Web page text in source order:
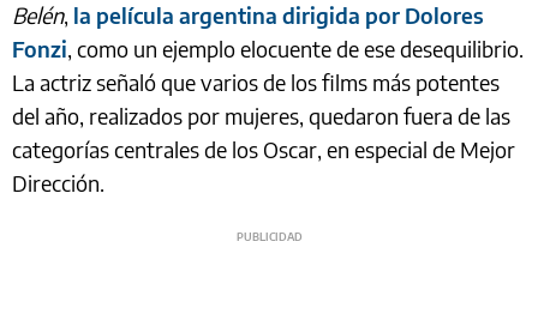
Belén, la película argentina dirigida por Dolores
Fonzi, como un ejemplo elocuente de ese desequilibrio.
La actriz señaló que varios de los films más potentes
del año, realizados por mujeres, quedaron fuera de las
categorías centrales de los Oscar, en especial de Mejor
Dirección.